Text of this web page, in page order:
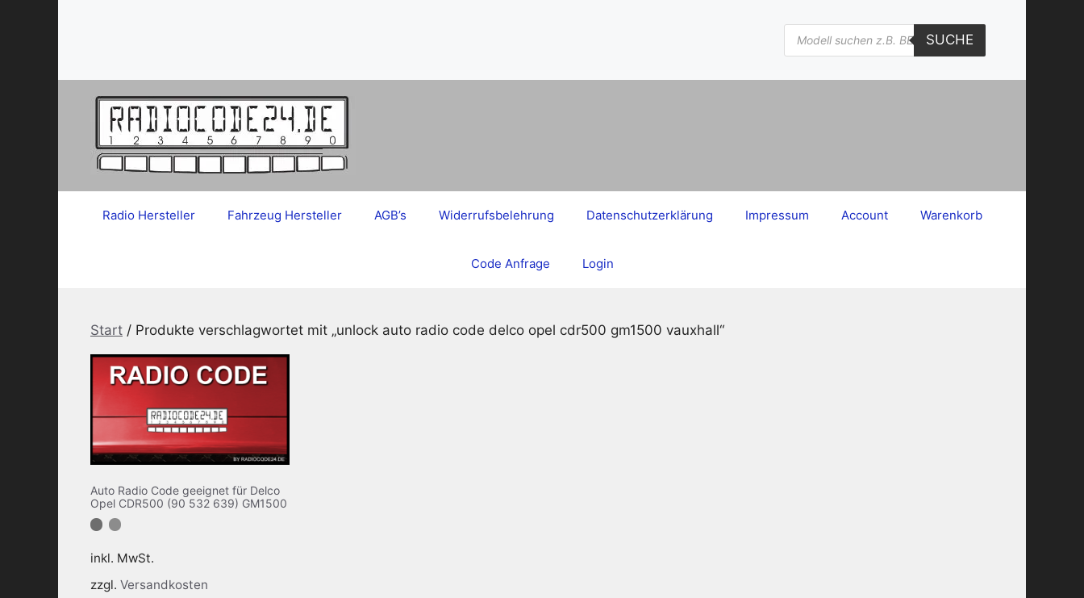
Products
search
SUCHE
Radio Hersteller Fahrzeug Hersteller AGB’s Widerrufsbelehrung Datenschutzerklärung Impressum Account Warenkorb
Code Anfrage Login
Start / Produkte verschlagwortet mit „unlock auto radio code delco opel cdr500 gm1500 vauxhall“
Auto Radio Code geeignet für Delco
Opel CDR500 (90 532 639) GM1500
inkl. MwSt.
zzgl. Versandkosten